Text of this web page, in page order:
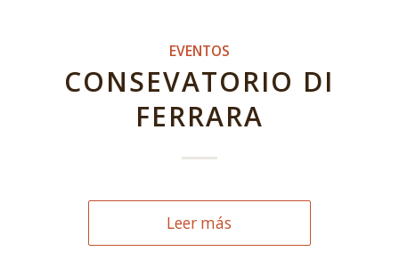
EVENTOS
CONSEVATORIO DI
FERRARA
Leer más